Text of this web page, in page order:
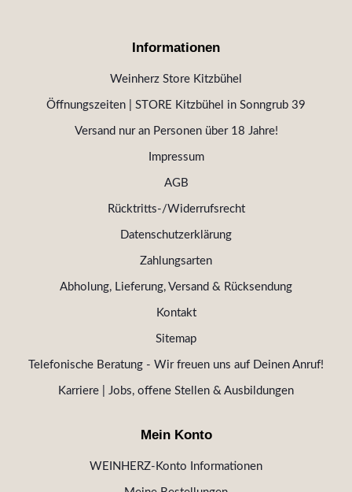
Informationen
Weinherz Store Kitzbühel
Öffnungszeiten | STORE Kitzbühel in Sonngrub 39
Versand nur an Personen über 18 Jahre!
Impressum
AGB
Rücktritts-/Widerrufsrecht
Datenschutzerklärung
Zahlungsarten
Abholung, Lieferung, Versand & Rücksendung
Kontakt
Sitemap
Telefonische Beratung - Wir freuen uns auf Deinen Anruf!
Karriere | Jobs, offene Stellen & Ausbildungen
Mein Konto
WEINHERZ-Konto Informationen